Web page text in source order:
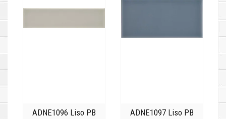
ADNE1096 Liso PB
ADNE1097 Liso PB